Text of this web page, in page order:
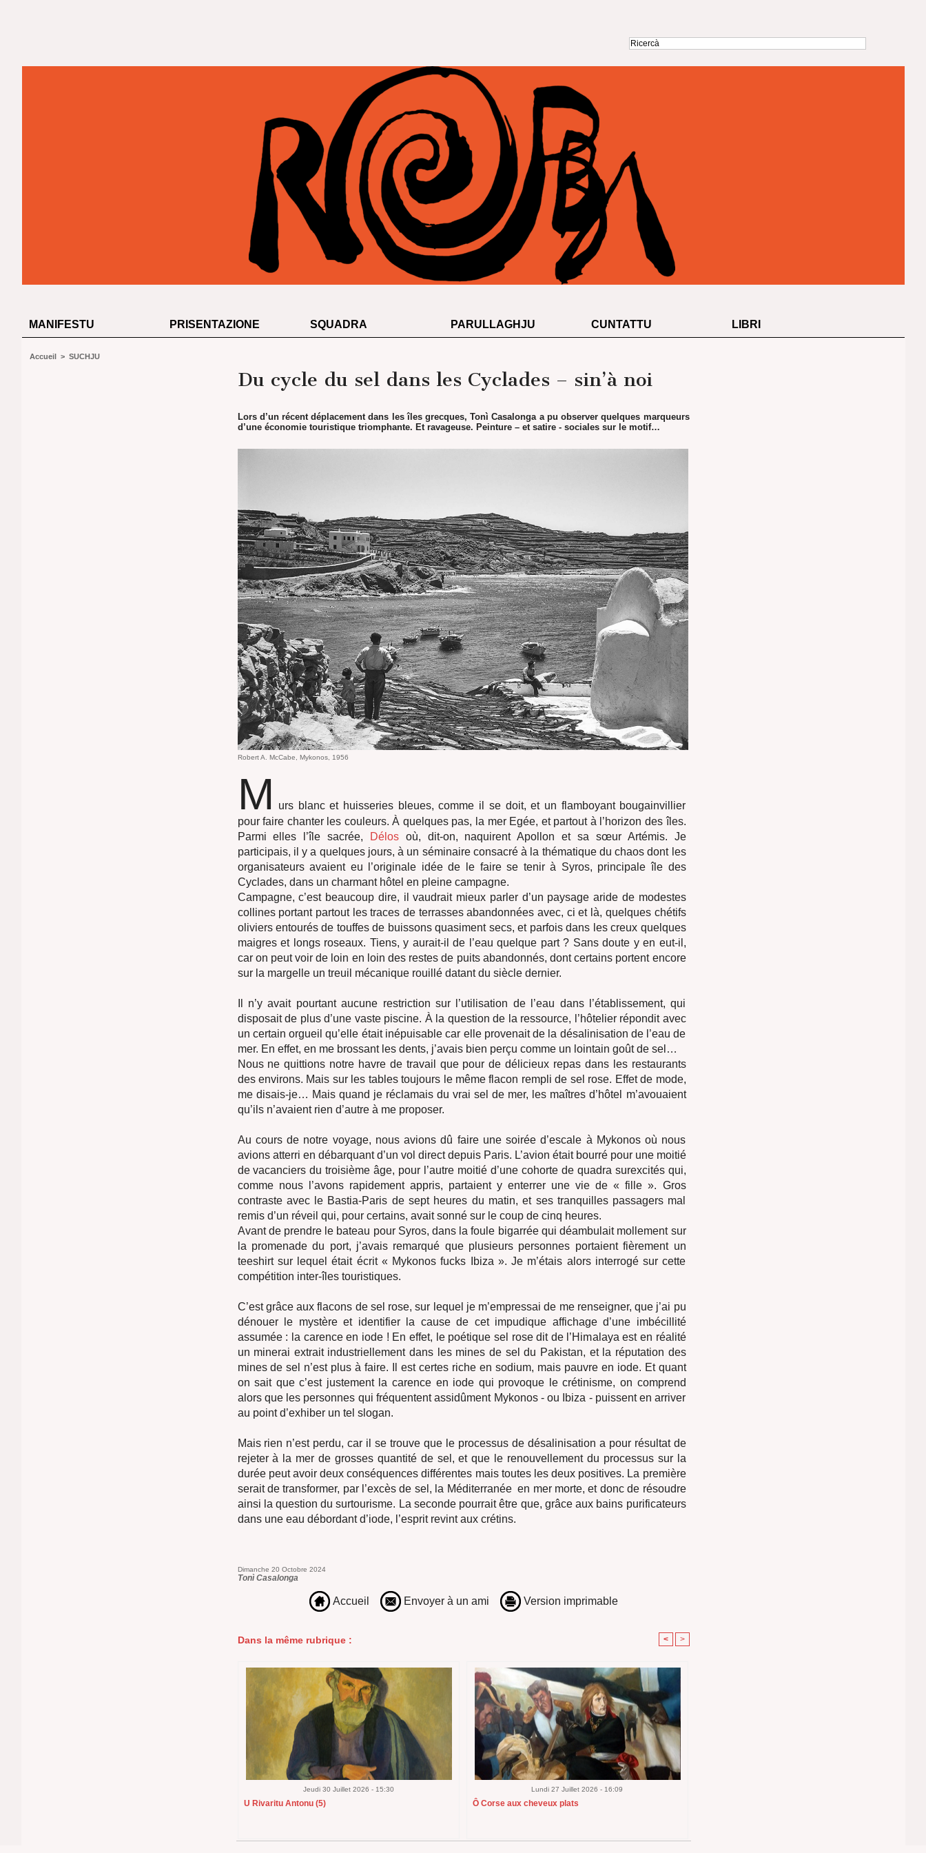
MANIFESTU PRISENTAZIONE SQUADRA PARULLAGHJU CUNTATTU LIBRI
Accueil > SUCHJU
Du cycle du sel dans les Cyclades – sin’à noi
Lors d’un récent déplacement dans les îles grecques, Tonì Casalonga a pu observer quelques marqueurs
d’une économie touristique triomphante. Et ravageuse. Peinture – et satire - sociales sur le motif…
Robert A. McCabe, Mykonos, 1956
M
urs blanc et huisseries bleues, comme il se doit, et un flamboyant bougainvillier
pour faire chanter les couleurs. À quelques pas, la mer Egée, et partout à l’horizon des îles.
Parmi elles l’île sacrée,
Délosoù, dit-on, naquirent Apollon et sa sœur Artémis. Je
participais, il y a quelques jours, à un séminaire consacré à la thématique du chaos dont les
organisateurs avaient eu l’originale idée de le faire se tenir à Syros, principale île des
Cyclades, dans un charmant hôtel en pleine campagne.
Campagne, c’est beaucoup dire, il vaudrait mieux parler d’un paysage aride de modestes
collines portant partout les traces de terrasses abandonnées avec, ci et là, quelques chétifs
oliviers entourés de touffes de buissons quasiment secs, et parfois dans les creux quelques
maigres et longs roseaux. Tiens, y aurait-il de l’eau quelque part ? Sans doute y en eut-il,
car on peut voir de loin en loin des restes de puits abandonnés, dont certains portent encore
sur la margelle un treuil mécanique rouillé datant du siècle dernier.
Il n’y avait pourtant aucune restriction sur l’utilisation de l’eau dans l’établissement, qui
disposait de plus d’une vaste piscine. À la question de la ressource, l’hôtelier répondit avec
un certain orgueil qu’elle était inépuisable car elle provenait de la désalinisation de l’eau de
mer. En effet, en me brossant les dents, j’avais bien perçu comme un lointain goût de sel…
Nous ne quittions notre havre de travail que pour de délicieux repas dans les restaurants
des environs. Mais sur les tables toujours le même flacon rempli de sel rose. Effet de mode,
me disais-je… Mais quand je réclamais du vrai sel de mer, les maîtres d’hôtel m’avouaient
qu’ils n’avaient rien d’autre à me proposer.
Au cours de notre voyage, nous avions dû faire une soirée d’escale à Mykonos où nous
avions atterri en débarquant d’un vol direct depuis Paris. L’avion était bourré pour une moitié
de vacanciers du troisième âge, pour l’autre moitié d’une cohorte de quadra surexcités qui,
comme nous l’avons rapidement appris, partaient y enterrer une vie de « fille ». Gros
contraste avec le Bastia-Paris de sept heures du matin, et ses tranquilles passagers mal
remis d’un réveil qui, pour certains, avait sonné sur le coup de cinq heures.
Avant de prendre le bateau pour Syros, dans la foule bigarrée qui déambulait mollement sur
la promenade du port, j’avais remarqué que plusieurs personnes portaient fièrement un
teeshirt sur lequel était écrit « Mykonos fucks Ibiza ». Je m’étais alors interrogé sur cette
compétition inter-îles touristiques.
C’est grâce aux flacons de sel rose, sur lequel je m’empressai de me renseigner, que j’ai pu
dénouer le mystère et identifier la cause de cet impudique affichage d’une imbécillité
assumée : la carence en iode ! En effet, le poétique sel rose dit de l’Himalaya est en réalité
un minerai extrait industriellement dans les mines de sel du Pakistan, et la réputation des
mines de sel n’est plus à faire. Il est certes riche en sodium, mais pauvre en iode. Et quant
on sait que c’est justement la carence en iode qui provoque le crétinisme, on comprend
alors que les personnes qui fréquentent assidûment Mykonos - ou Ibiza - puissent en arriver
au point d’exhiber un tel slogan.
Mais rien n’est perdu, car il se trouve que le processus de désalinisation a pour résultat de
rejeter à la mer de grosses quantité de sel, et que le renouvellement du processus sur la
durée peut avoir deux conséquences différentes mais toutes les deux positives. La première
serait de transformer, par l’excès de sel, la Méditerranée en mer morte, et donc de résoudre
ainsi la question du surtourisme. La seconde pourrait être que, grâce aux bains purificateurs
dans une eau débordant d’iode, l’esprit revint aux crétins.
Dimanche 20 Octobre 2024
Tonì Casalonga
Accueil Envoyer à un ami Version imprimable
Dans la même rubrique : < >
Jeudi 30 Juillet 2026 - 15:30
U Rivaritu Antonu (5)
Lundi 27 Juillet 2026 - 16:09
Ô Corse aux cheveux plats